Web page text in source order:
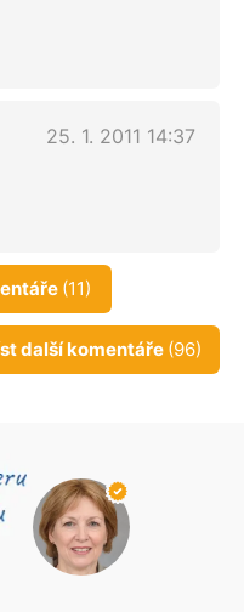
25. 1. 2011 14:37
(11)
další komentáře (96)